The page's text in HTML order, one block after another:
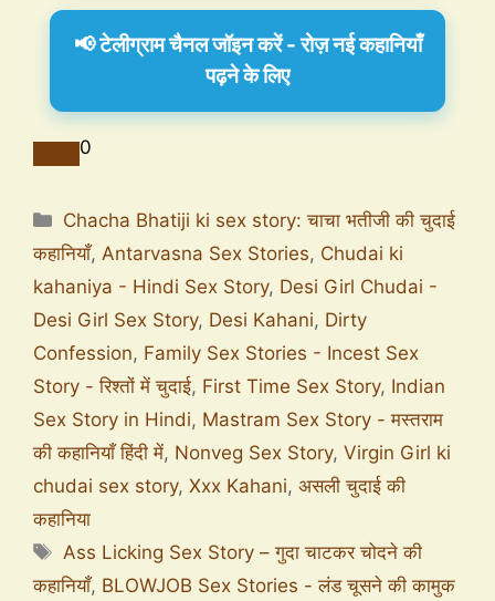
📢 टेलीग्राम चैनल जॉइन करें - रोज़ नई कहानियाँ
पढ़ने के लिए
0
Chacha Bhatiji ki sex story: चाचा भतीजी की चुदाई
कहानियाँ, Antarvasna Sex Stories, Chudai ki
kahaniya - Hindi Sex Story, Desi Girl Chudai -
Desi Girl Sex Story, Desi Kahani, Dirty
Confession, Family Sex Stories - Incest Sex
Story - रिश्तों में चुदाई, First Time Sex Story, Indian
Sex Story in Hindi, Mastram Sex Story - मस्तराम
की कहानियाँ हिंदी में, Nonveg Sex Story, Virgin Girl ki
chudai sex story, Xxx Kahani, असली चुदाई की
कहानिया
Ass Licking Sex Story – गुदा चाटकर चोदने की
कहानियाँ, BLOWJOB Sex Stories - लंड चूसने की कामुक